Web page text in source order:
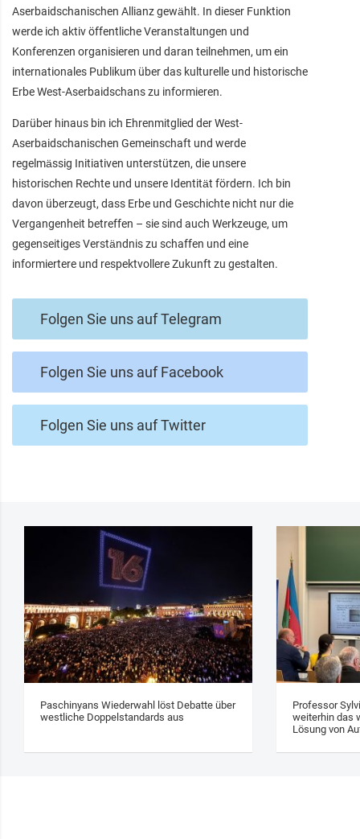
Aserbaidschanischen Allianz gewählt. In dieser Funktion
werde ich aktiv öffentliche Veranstaltungen und
Konferenzen organisieren und daran teilnehmen, um ein
internationales Publikum über das kulturelle und historische
Erbe West-Aserbaidschans zu informieren.
Darüber hinaus bin ich Ehrenmitglied der West-
Aserbaidschanischen Gemeinschaft und werde
regelmässig Initiativen unterstützen, die unsere
historischen Rechte und unsere Identität fördern. Ich bin
davon überzeugt, dass Erbe und Geschichte nicht nur die
Vergangenheit betreffen – sie sind auch Werkzeuge, um
gegenseitiges Verständnis zu schaffen und eine
informiertere und respektvollere Zukunft zu gestalten.
Folgen Sie uns auf Telegram
Folgen Sie uns auf Facebook
Folgen Sie uns auf Twitter
Paschinyans Wiederwahl löst Debatte über
westliche Doppelstandards aus
Professor
weiterhin das
Lösung von